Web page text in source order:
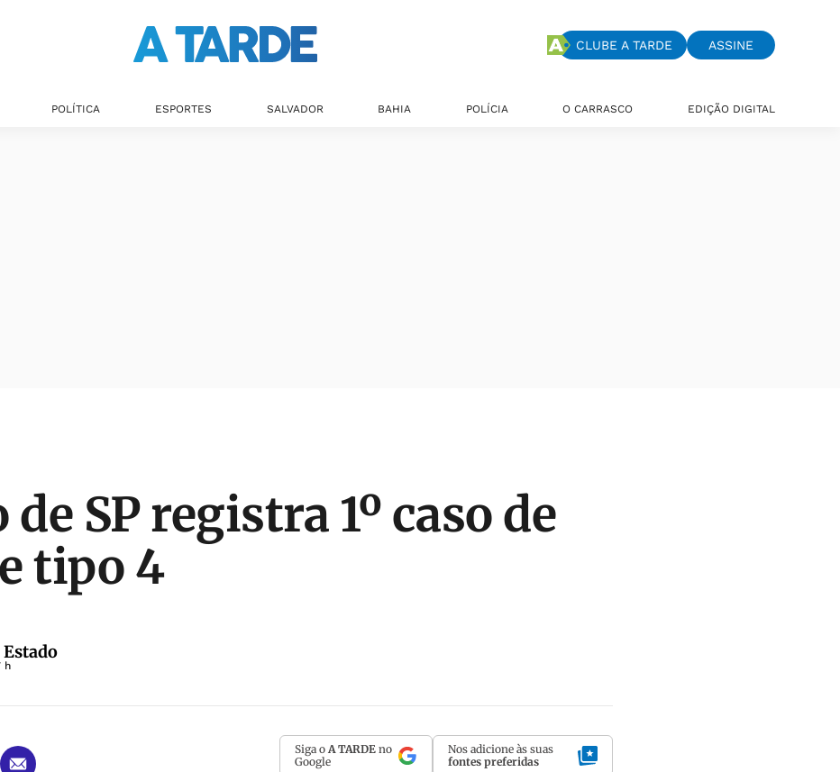
CLUBE A TARDE ASSINE
POLÍTICA ESPORTES SALVADOR BAHIA POLÍCIA O CARRASCO EDIÇÃO DIGITAL
de SP registra 1º caso de
tipo 4
h
Siga o A TARDE no
Google
Nos adicione às suas
fontes preferidas